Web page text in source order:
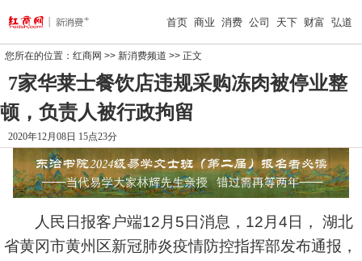
首页 商业 消费 公司 天下 财富 弘道
您所在的位置： 红商网 >> 新消费频道 >> 正文
7家华莱士餐饮店违规采购冻肉被停业整
顿，负责人被行政拘留
2020年12月08日 15点23分
人民日报客户端12月5日消息，12月4日， 湖北
省黄冈市黄州区新冠肺炎疫情防控指挥部发布通报，